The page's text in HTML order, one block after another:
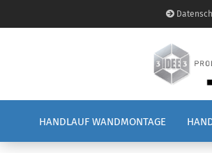
HANDLAUF WANDMONTAGE